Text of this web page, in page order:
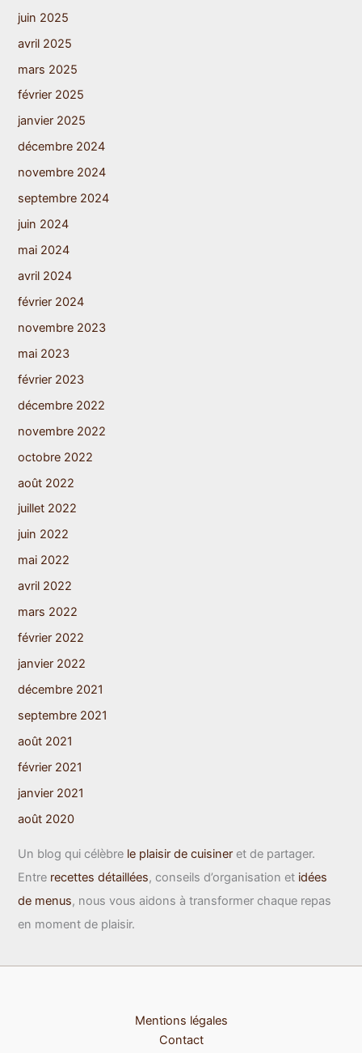
juin 2025
avril 2025
mars 2025
février 2025
janvier 2025
décembre 2024
novembre 2024
septembre 2024
juin 2024
mai 2024
avril 2024
février 2024
novembre 2023
mai 2023
février 2023
décembre 2022
novembre 2022
octobre 2022
août 2022
juillet 2022
juin 2022
mai 2022
avril 2022
mars 2022
février 2022
janvier 2022
décembre 2021
septembre 2021
août 2021
février 2021
janvier 2021
août 2020
Un blog qui célèbre le plaisir de cuisiner et de partager.
Entre recettes détaillées, conseils d’organisation et idées
de menus, nous vous aidons à transformer chaque repas
en moment de plaisir.
Mentions légales
Contact